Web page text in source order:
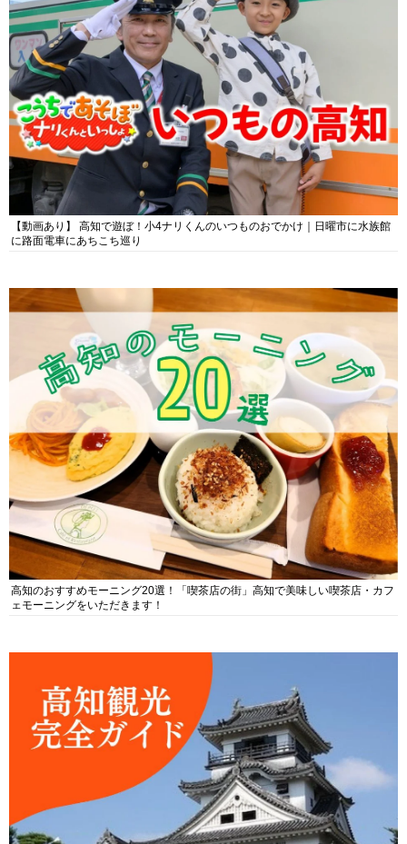
【動画あり】 高知で遊ぼ！小4ナリくんのいつものおでかけ｜日曜市に水族館
に路面電車にあちこち巡り
高知のおすすめモーニング20選！「喫茶店の街」高知で美味しい喫茶店・カフ
ェモーニングをいただきます！